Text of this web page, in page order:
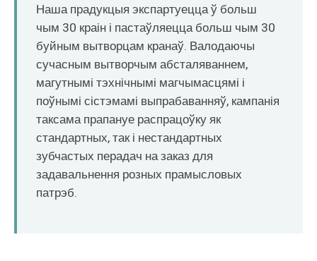
Наша прадукцыя экспартуецца ў больш
чым 30 краін і пастаўляецца больш чым 30
буйным вытворцам кранаў. Валодаючы
сучасным вытворчым абсталяваннем,
магутнымі тэхнічнымі магчымасцямі і
поўнымі сістэмамі выпрабаванняў, кампанія
таксама прапануе распрацоўку як
стандартных, так і нестандартных
зубчастых перадач на заказ для
задавальнення розных прамысловых
патрэб.